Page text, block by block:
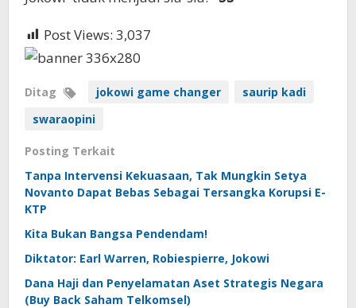
Post Views: 3,037
Ditag jokowi game changer
saurip kadi
swaraopini
Posting Terkait
Tanpa Intervensi Kekuasaan, Tak Mungkin Setya
Novanto Dapat Bebas Sebagai Tersangka Korupsi E-
KTP
Kita Bukan Bangsa Pendendam!
Diktator: Earl Warren, Robiespierre, Jokowi
Dana Haji dan Penyelamatan Aset Strategis Negara
(Buy Back Saham Telkomsel)